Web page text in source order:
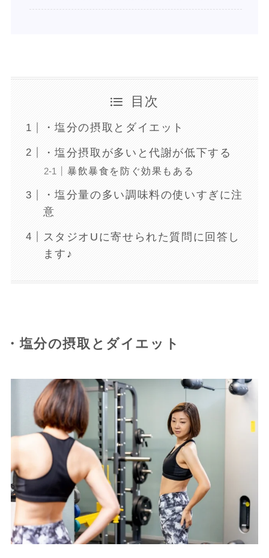
目次
・塩分の摂取とダイエット
・塩分摂取が多いと代謝が低下する
暴飲暴食を防ぐ効果もある
・塩分量の多い調味料の使いすぎに注
意
スタジオUに寄せられた質問に回答し
ます♪
・塩分の摂取とダイエット